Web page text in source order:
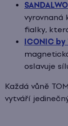
vyrovnaná
fialky,
ICONIC
oslavuje
Každá vůně
vytváří